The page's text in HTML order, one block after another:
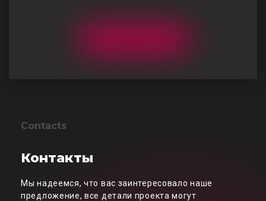
Contacts
Контакты
Мы надеемся, что вас заинтересовало наше
предложение, все детали проекта могут